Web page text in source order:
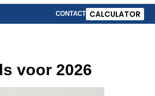
CONTACT CALCULATOR
voor 2026